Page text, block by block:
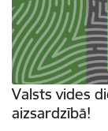
Valsts vides
aizsardzībā!